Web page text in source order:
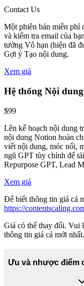
Contact Us
Một phiên bản miễn phí
và kiểm tra email của
tưởng Vô hạn (hiện đã
Gợi ý Tạo nội dung.
Xem giá
Hệ thống Nội
$99
Lên kế hoạch nội dung
nội dung Notion hoàn
viết nội dung, móc nối,
ngũ GPT tùy chỉnh để
Repurpose GPT, Lead
Xem giá
Để biết thông tin giá cả
https://
Giá có thể thay đổi. Vui
thông tin giá cả mới nhất.
Ưu và nhược điểm